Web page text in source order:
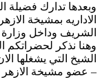
وبعدها تدارك فضيلة
الاداريه بمشيخة الازهر
الشريف وداخل
وهنا نذكر لحضراتكم
الشيخ التي يشغلها
– عضو مشيخة الازهر